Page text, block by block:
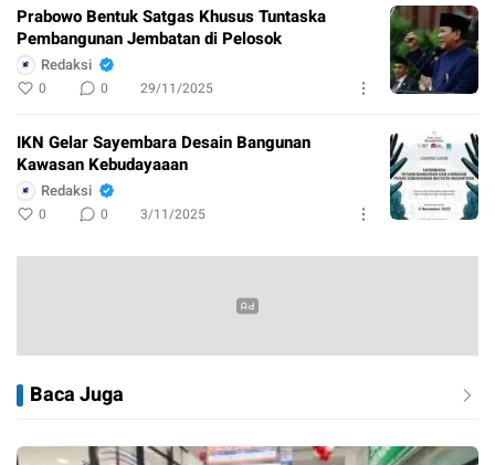
Prabowo Bentuk Satgas Khusus Tuntaska
Pembangunan Jembatan di Pelosok
Redaksi
0 0 29/11/2025
IKN Gelar Sayembara Desain Bangunan
Kawasan Kebudayaaan
Redaksi
0 0 3/11/2025
Baca Juga